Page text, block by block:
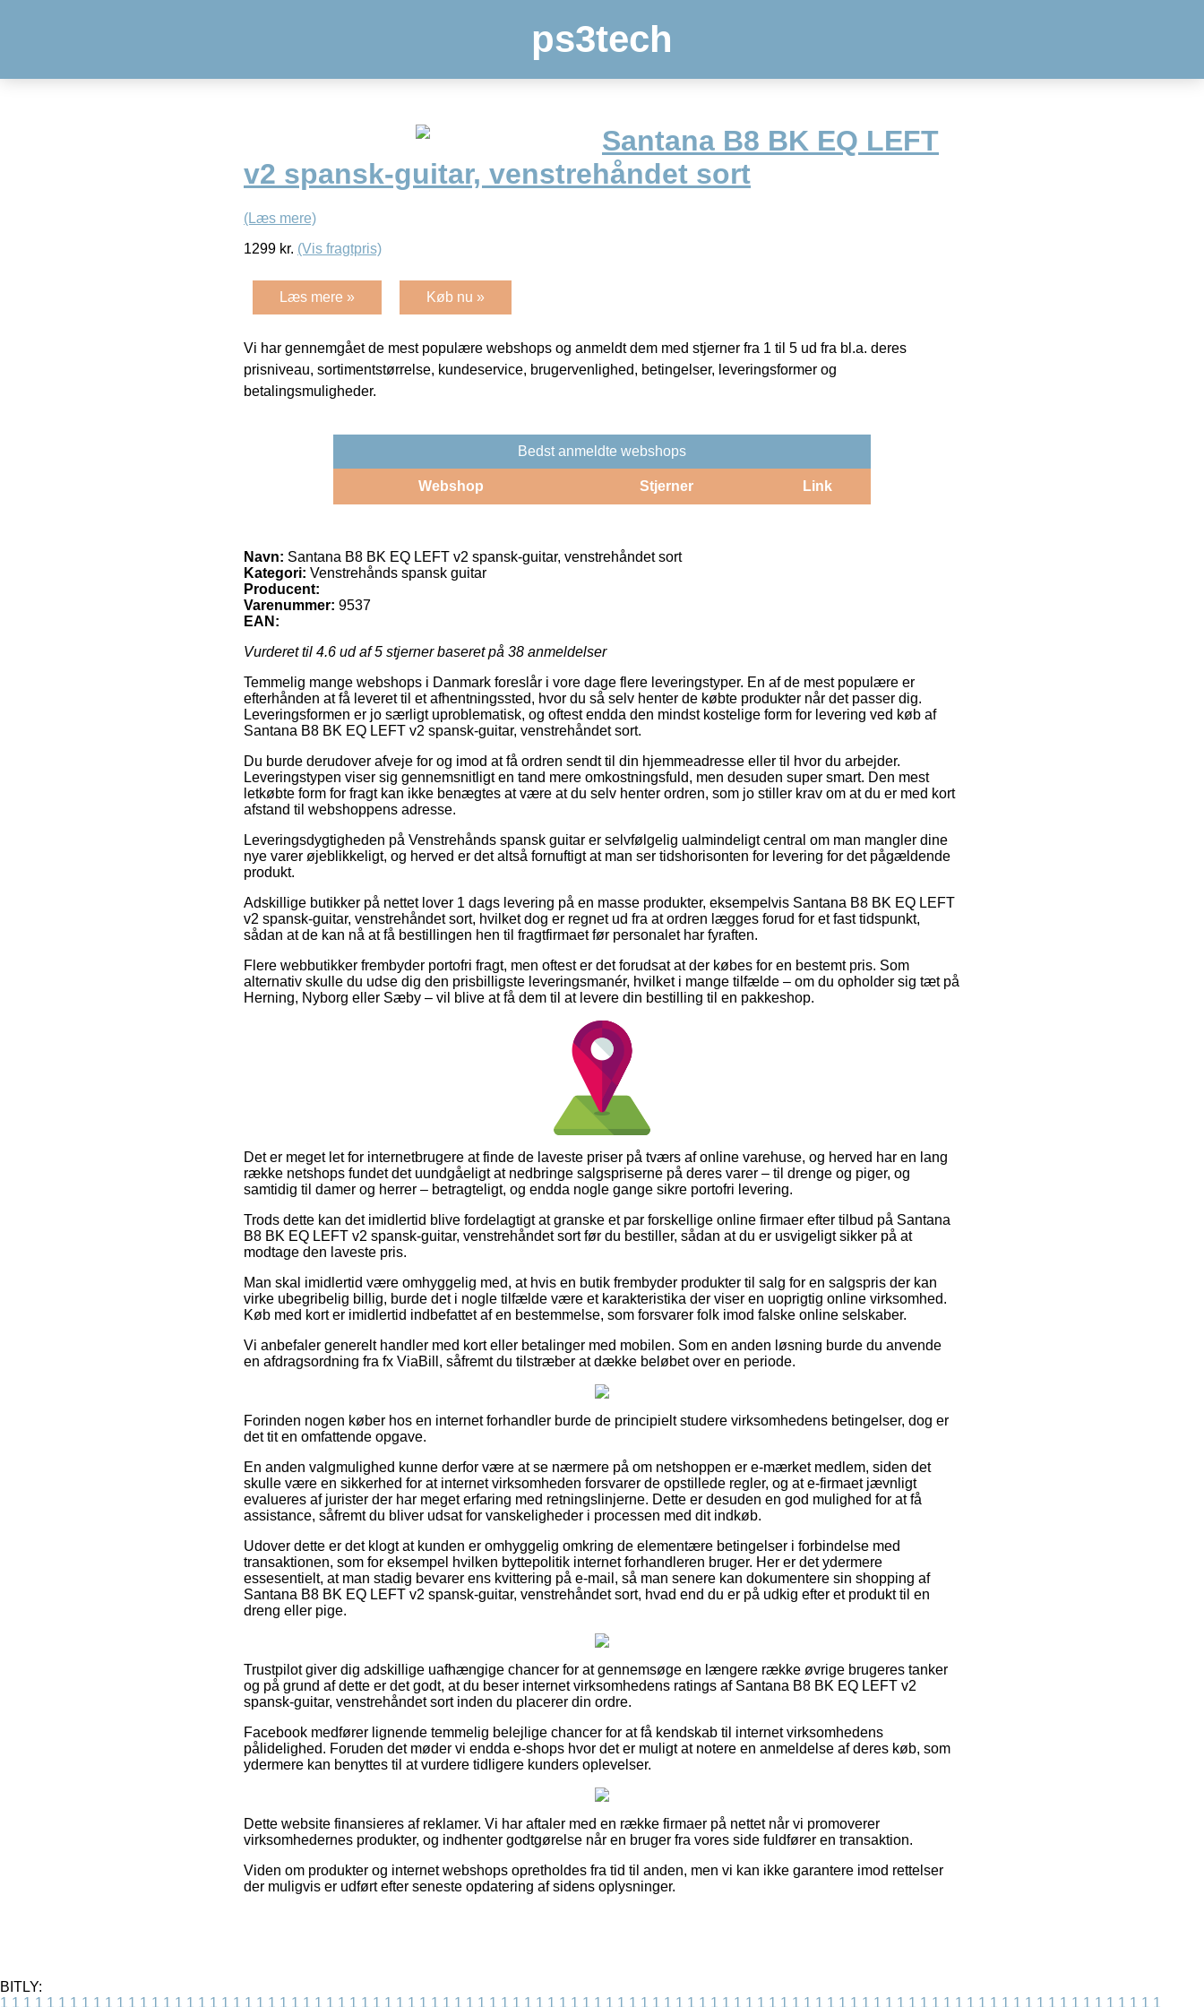
ps3tech
Santana B8 BK EQ LEFT
v2 spansk-guitar, venstrehåndet sort
(Læs mere)
1299 kr. (Vis fragtpris)
Læs mere » Køb nu »
Vi har gennemgået de mest populære webshops og anmeldt dem med stjerner fra 1 til 5 ud fra bl.a. deres
prisniveau, sortimentstørrelse, kundeservice, brugervenlighed, betingelser, leveringsformer og
betalingsmuligheder.
Bedst anmeldte webshops
Webshop Stjerner Link
Navn: Santana B8 BK EQ LEFT v2 spansk-guitar, venstrehåndet sort
Kategori: Venstrehånds spansk guitar
Producent:
Varenummer: 9537
EAN:
Vurderet til 4.6 ud af 5 stjerner baseret på 38 anmeldelser
Temmelig mange webshops i Danmark foreslår i vore dage flere leveringstyper. En af de mest populære er
efterhånden at få leveret til et afhentningssted, hvor du så selv henter de købte produkter når det passer dig.
Leveringsformen er jo særligt uproblematisk, og oftest endda den mindst kostelige form for levering ved køb af
Santana B8 BK EQ LEFT v2 spansk-guitar, venstrehåndet sort.
Du burde derudover afveje for og imod at få ordren sendt til din hjemmeadresse eller til hvor du arbejder.
Leveringstypen viser sig gennemsnitligt en tand mere omkostningsfuld, men desuden super smart. Den mest
letkøbte form for fragt kan ikke benægtes at være at du selv henter ordren, som jo stiller krav om at du er med kort
afstand til webshoppens adresse.
Leveringsdygtigheden på Venstrehånds spansk guitar er selvfølgelig ualmindeligt central om man mangler dine
nye varer øjeblikkeligt, og herved er det altså fornuftigt at man ser tidshorisonten for levering for det pågældende
produkt.
Adskillige butikker på nettet lover 1 dags levering på en masse produkter, eksempelvis Santana B8 BK EQ LEFT
v2 spansk-guitar, venstrehåndet sort, hvilket dog er regnet ud fra at ordren lægges forud for et fast tidspunkt,
sådan at de kan nå at få bestillingen hen til fragtfirmaet før personalet har fyraften.
Flere webbutikker frembyder portofri fragt, men oftest er det forudsat at der købes for en bestemt pris. Som
alternativ skulle du udse dig den prisbilligste leveringsmanér, hvilket i mange tilfælde – om du opholder sig tæt på
Herning, Nyborg eller Sæby – vil blive at få dem til at levere din bestilling til en pakkeshop.
Det er meget let for internetbrugere at finde de laveste priser på tværs af online varehuse, og herved har en lang
række netshops fundet det uundgåeligt at nedbringe salgspriserne på deres varer – til drenge og piger, og
samtidig til damer og herrer – betragteligt, og endda nogle gange sikre portofri levering.
Trods dette kan det imidlertid blive fordelagtigt at granske et par forskellige online firmaer efter tilbud på Santana
B8 BK EQ LEFT v2 spansk-guitar, venstrehåndet sort før du bestiller, sådan at du er usvigeligt sikker på at
modtage den laveste pris.
Man skal imidlertid være omhyggelig med, at hvis en butik frembyder produkter til salg for en salgspris der kan
virke ubegribelig billig, burde det i nogle tilfælde være et karakteristika der viser en uoprigtig online virksomhed.
Køb med kort er imidlertid indbefattet af en bestemmelse, som forsvarer folk imod falske online selskaber.
Vi anbefaler generelt handler med kort eller betalinger med mobilen. Som en anden løsning burde du anvende
en afdragsordning fra fx ViaBill, såfremt du tilstræber at dække beløbet over en periode.
Forinden nogen køber hos en internet forhandler burde de principielt studere virksomhedens betingelser, dog er
det tit en omfattende opgave.
En anden valgmulighed kunne derfor være at se nærmere på om netshoppen er e-mærket medlem, siden det
skulle være en sikkerhed for at internet virksomheden forsvarer de opstillede regler, og at e-firmaet jævnligt
evalueres af jurister der har meget erfaring med retningslinjerne. Dette er desuden en god mulighed for at få
assistance, såfremt du bliver udsat for vanskeligheder i processen med dit indkøb.
Udover dette er det klogt at kunden er omhyggelig omkring de elementære betingelser i forbindelse med
transaktionen, som for eksempel hvilken byttepolitik internet forhandleren bruger. Her er det ydermere
essesentielt, at man stadig bevarer ens kvittering på e-mail, så man senere kan dokumentere sin shopping af
Santana B8 BK EQ LEFT v2 spansk-guitar, venstrehåndet sort, hvad end du er på udkig efter et produkt til en
dreng eller pige.
Trustpilot giver dig adskillige uafhængige chancer for at gennemsøge en længere række øvrige brugeres tanker
og på grund af dette er det godt, at du beser internet virksomhedens ratings af Santana B8 BK EQ LEFT v2
spansk-guitar, venstrehåndet sort inden du placerer din ordre.
Facebook medfører lignende temmelig belejlige chancer for at få kendskab til internet virksomhedens
pålidelighed. Foruden det møder vi endda e-shops hvor det er muligt at notere en anmeldelse af deres køb, som
ydermere kan benyttes til at vurdere tidligere kunders oplevelser.
Dette website finansieres af reklamer. Vi har aftaler med en række firmaer på nettet når vi promoverer
virksomhedernes produkter, og indhenter godtgørelse når en bruger fra vores side fuldfører en transaktion.
Viden om produkter og internet webshops opretholdes fra tid til anden, men vi kan ikke garantere imod rettelser
der muligvis er udført efter seneste opdatering af sidens oplysninger.
BITLY:
1 1 1 1 1 1 1 1 1 1 1 1 1 1 1 1 1 1 1 1 1 1 1 1 1 1 1 1 1 1 1 1 1 1 1 1 1 1 1 1 1 1 1 1 1 1 1 1 1 1 1 1 1 1 1 1 1 1 1 1 1 1 1 1 1 1 1 1 1 1 1 1 1 1 1 1 1 1 1 1 1 1 1 1 1 1 1 1 1 1 1 1 1 1 1 1 1 1 1 1